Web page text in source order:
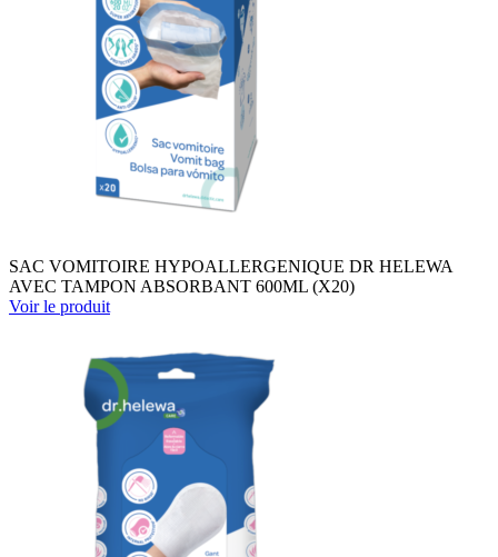
SAC VOMITOIRE HYPOALLERGENIQUE DR HELEWA
AVEC TAMPON ABSORBANT 600ML (X20)
Voir le produit